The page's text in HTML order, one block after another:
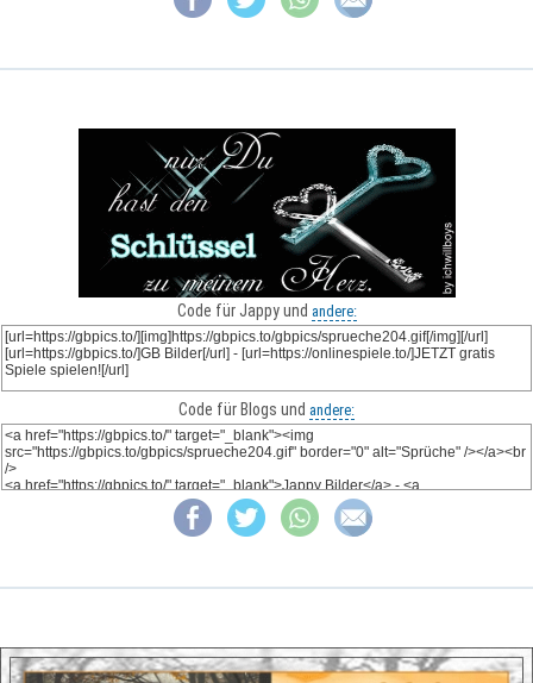
Code für Jappy und andere:
Code für Blogs und andere: